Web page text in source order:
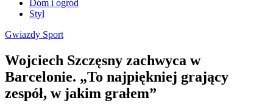
Dom i ogród
Styl
Gwiazdy Sport
Wojciech Szczęsny zachwyca w
Barcelonie. „To najpiękniej grający
zespół, w jakim grałem”